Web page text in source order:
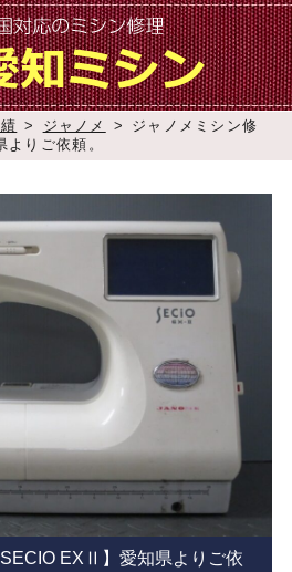
> ジャノメ >
ジャノメミシン修
りご依頼。
EXⅡ】愛知県よりご依